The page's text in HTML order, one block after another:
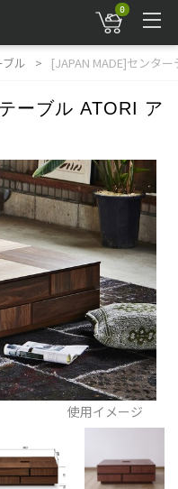
0
ル [JAPAN MADE]センタ
ーブル ATORI ア
使用イメージ